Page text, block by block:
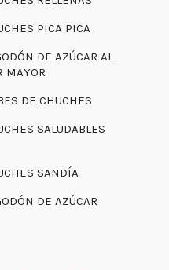
PICA PICA
DE AZÚCAR AL
MAYOR
DE CHUCHES
SALUDABLES
SANDÍA
DE AZÚCAR